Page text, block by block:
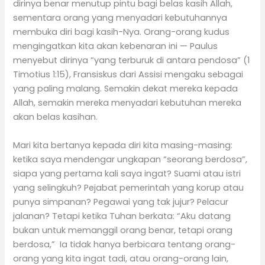
dirinya benar menutup pintu bagi belas kasih Allah,
sementara orang yang menyadari kebutuhannya
membuka diri bagi kasih-Nya. Orang-orang kudus
mengingatkan kita akan kebenaran ini — Paulus
menyebut dirinya “yang terburuk di antara pendosa” (1
Timotius 1:15), Fransiskus dari Assisi mengaku sebagai
yang paling malang. Semakin dekat mereka kepada
Allah, semakin mereka menyadari kebutuhan mereka
akan belas kasihan.
Mari kita bertanya kepada diri kita masing-masing:
ketika saya mendengar ungkapan “seorang berdosa”,
siapa yang pertama kali saya ingat? Suami atau istri
yang selingkuh? Pejabat pemerintah yang korup atau
punya simpanan? Pegawai yang tak jujur? Pelacur
jalanan? Tetapi ketika Tuhan berkata: “Aku datang
bukan untuk memanggil orang benar, tetapi orang
berdosa,” Ia tidak hanya berbicara tentang orang-
orang yang kita ingat tadi, atau orang-orang lain,